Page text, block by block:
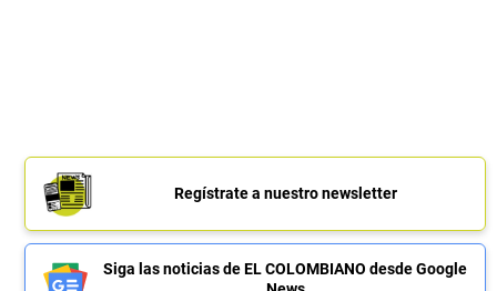
Regístrate a nuestro newsletter
Siga las noticias de EL COLOMBIANO desde Google